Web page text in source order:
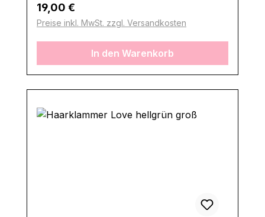
Regulärer Preis:
19,00 €
Preise inkl. MwSt. zzgl. Versandkosten
In den Warenkorb